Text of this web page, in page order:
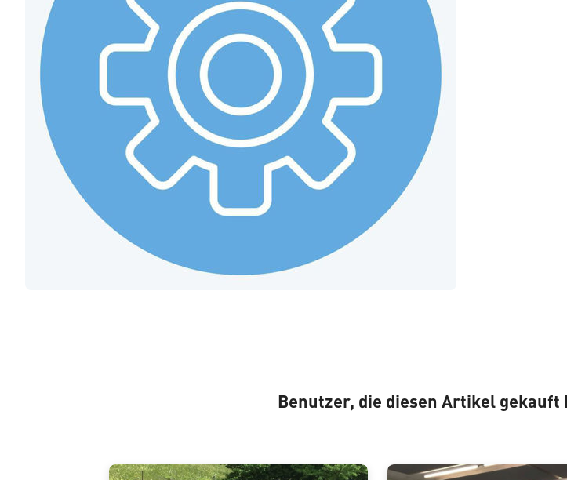
Benutzer, die diesen Artikel gekauft